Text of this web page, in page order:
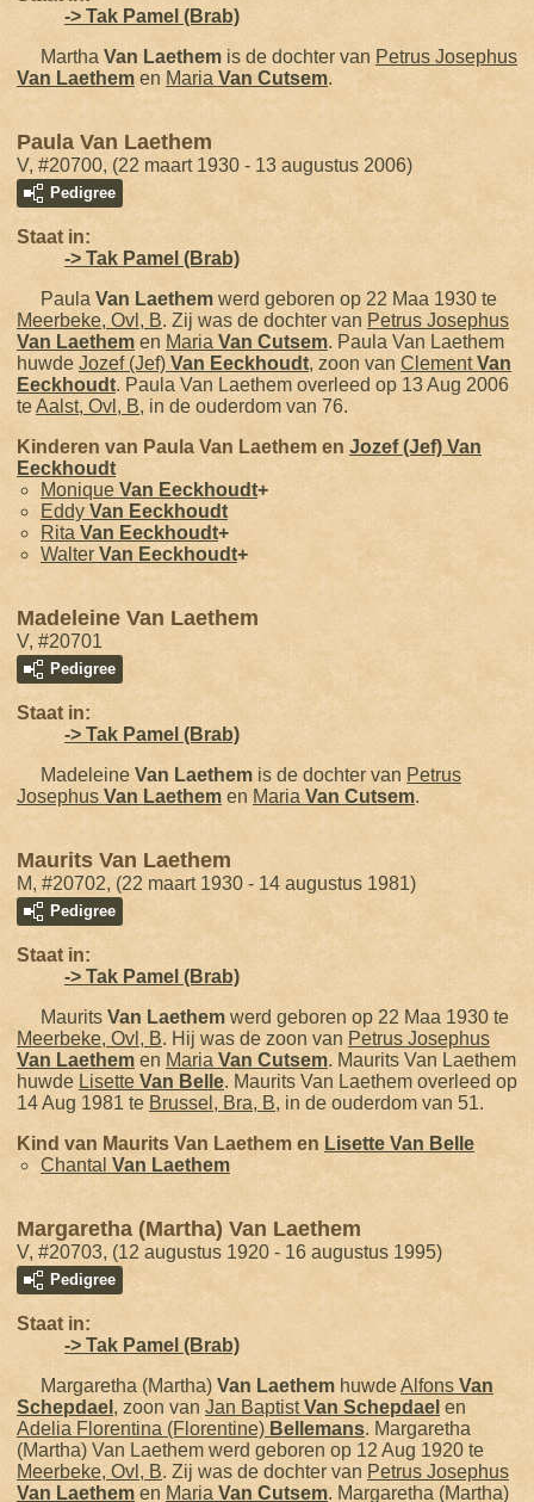
-> Tak Pamel (Brab)
Martha Van Laethem is de dochter van Petrus Josephus
Van Laethem en Maria Van Cutsem.
Paula Van Laethem
V, #20700, (22 maart 1930 - 13 augustus 2006)
Pedigree
Staat in:
-> Tak Pamel (Brab)
Paula Van Laethem werd geboren op 22 Maa 1930 te
Meerbeke, Ovl, B. Zij was de dochter van Petrus Josephus
Van Laethem en Maria Van Cutsem. Paula Van Laethem
huwde Jozef (Jef) Van Eeckhoudt, zoon van ClementVan
Eeckhoudt. Paula Van Laethem overleed op 13 Aug 2006
teAalst, Ovl, B, in de ouderdom van 76.
Kinderen van Paula Van Laethem en Jozef (Jef) Van
Eeckhoudt
Monique Van Eeckhoudt+
Eddy Van Eeckhoudt
Rita Van Eeckhoudt+
Walter Van Eeckhoudt+
Madeleine Van Laethem
V, #20701
Pedigree
Staat in:
-> Tak Pamel (Brab)
Madeleine Van Laethem is de dochter van Petrus
Josephus Van Laethem en Maria Van Cutsem.
Maurits Van Laethem
M, #20702, (22 maart 1930 - 14 augustus 1981)
Pedigree
Staat in:
-> Tak Pamel (Brab)
Maurits Van Laethem werd geboren op 22 Maa 1930 te
Meerbeke, Ovl, B. Hij was de zoon van Petrus Josephus
Van Laethem en Maria Van Cutsem. Maurits Van Laethem
huwde Lisette Van Belle. Maurits Van Laethem overleed op
14 Aug 1981 te Brussel, Bra, B, in de ouderdom van 51.
Kind van Maurits Van Laethem en Lisette Van Belle
Chantal Van Laethem
Margaretha (Martha) Van Laethem
V, #20703, (12 augustus 1920 - 16 augustus 1995)
Pedigree
Staat in:
-> Tak Pamel (Brab)
Margaretha (Martha) Van Laethem huwdeAlfons Van
Schepdael , zoon van Jan BaptistVan Schepdael en
Adelia Florentina (Florentine) Bellemans. Margaretha
(Martha) Van Laethem werd geboren op 12 Aug 1920 te
Meerbeke, Ovl, B. Zij was de dochter van Petrus Josephus
Van Laethem en Maria Van Cutsem. Margaretha (Martha)